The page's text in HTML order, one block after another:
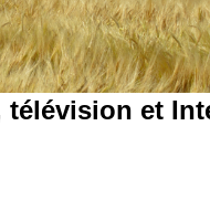
télévision et